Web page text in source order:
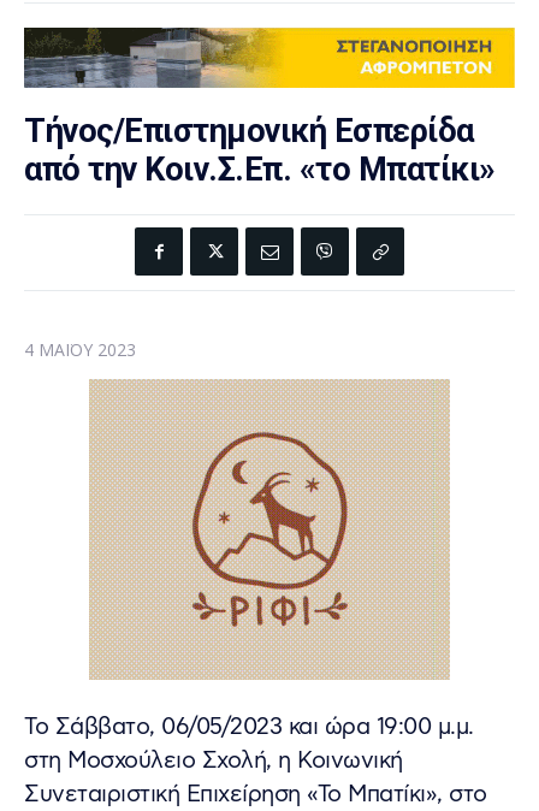
Τήνος/Επιστημονική Εσπερίδα
από την Κοιν.Σ.Επ. «το Μπατίκι»
4 ΜΑΪ́ΟΥ 2023
Το Σάββατο, 06/05/2023 και ώρα 19:00 μ.μ.
στη Μοσχούλειο Σχολή, η Κοινωνική
Συνεταιριστική Επιχείρηση «Το Μπατίκι», στο